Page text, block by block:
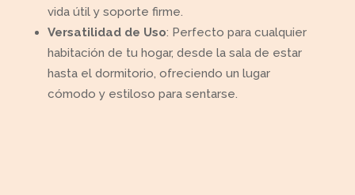
vida útil y soporte firme.
Versatilidad de Uso: Perfecto para cualquier
habitación de tu hogar, desde la sala de estar
hasta el dormitorio, ofreciendo un lugar
cómodo y estiloso para sentarse.